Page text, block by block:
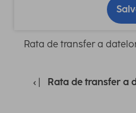
Rata de transfer a
Rata de transfer a